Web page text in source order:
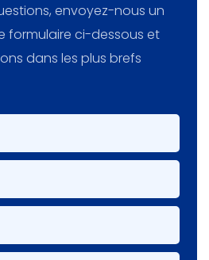
envoyez-nous un
formulaire ci-dessous et
dans les plus brefs